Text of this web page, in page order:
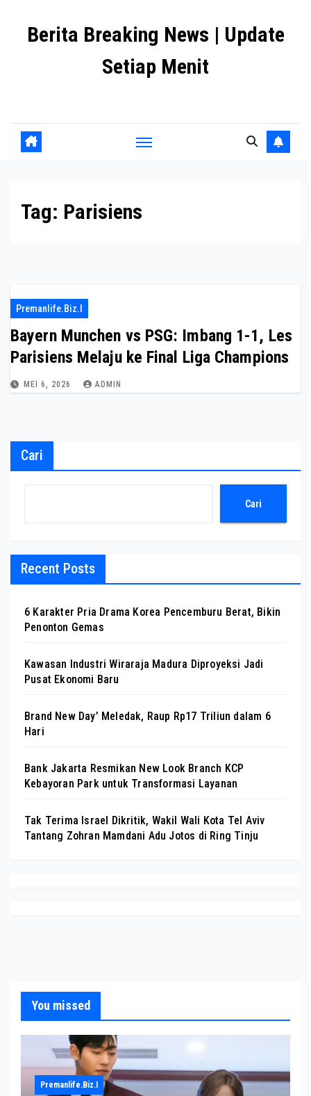
Berita Breaking News | Update
Setiap Menit
Tag: Parisiens
Premanlife.biz.i
Bayern Munchen vs PSG: Imbang 1-1, Les
Parisiens Melaju ke Final Liga Champions
MEI 6, 2026 ADMIN
Cari
Cari
Recent Posts
6 Karakter Pria Drama Korea Pencemburu Berat, Bikin
Penonton Gemas
Kawasan Industri Wiraraja Madura Diproyeksi Jadi
Pusat Ekonomi Baru
Brand New Day’ Meledak, Raup Rp17 Triliun dalam 6
Hari
Bank Jakarta Resmikan New Look Branch KCP
Kebayoran Park untuk Transformasi Layanan
Tak Terima Israel Dikritik, Wakil Wali Kota Tel Aviv
Tantang Zohran Mamdani Adu Jotos di Ring Tinju
You missed
Premanlife.biz.i